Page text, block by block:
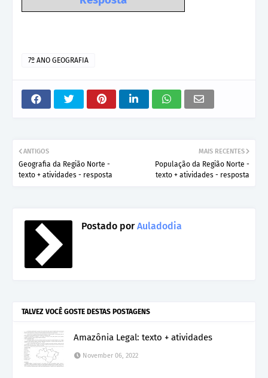
7º ANO GEOGRAFIA
MAIS RECENTES
População da Região Norte -
texto + atividades - resposta
ANTIGOS
Geografia da Região Norte -
texto + atividades - resposta
Postado porAuladodia
TALVEZ VOCÊ GOSTE DESTAS POSTAGENS
Amazônia Legal: texto + atividades
November 06, 2022